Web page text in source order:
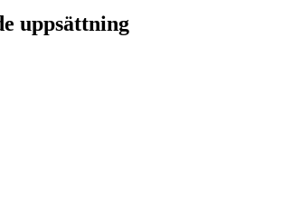
uppsättning